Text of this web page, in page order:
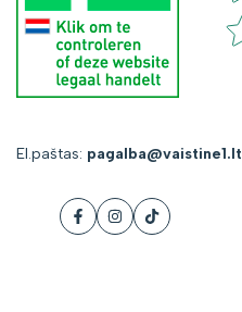
El.paštas: pagalba@vaistine1.lt
Facebook
Instagram
Tiktok